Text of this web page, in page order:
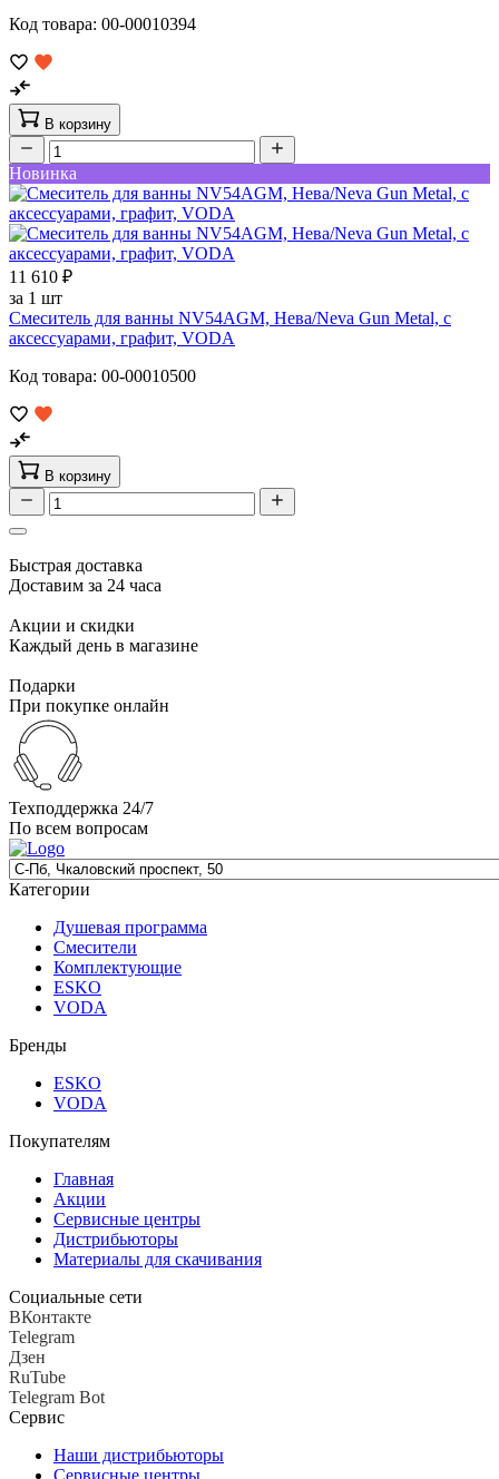
Код товара: 00-00010394
В корзину
Новинка
11 610 ₽
за 1 шт
Смеситель для ванны NV54AGM, Нева/Neva Gun Metal, с
аксессуарами, графит, VODA
Код товара: 00-00010500
В корзину
Быстрая доставка
Доставим за 24 часа
Акции и скидки
Каждый день в магазине
Подарки
При покупке онлайн
Техподдержка 24/7
По всем вопросам
Категории
Душевая программа
Смесители
Комплектующие
ESKO
VODA
Бренды
ESKO
VODA
Покупателям
Главная
Акции
Сервисные центры
Дистрибьюторы
Материалы для скачивания
Социальные сети
ВКонтакте
Telegram
Дзен
RuTube
Telegram Bot
Сервис
Наши дистрибьюторы
Сервисные центры